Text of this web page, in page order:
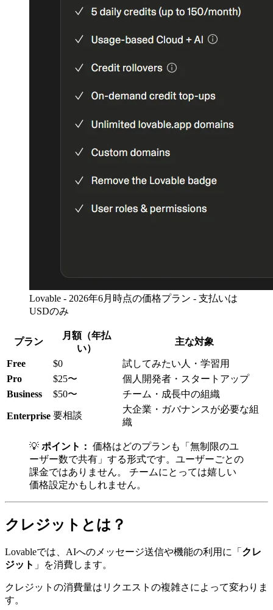
Lovable - 2026年6月時点の価格プラン - 支払いは
USDのみ
プラン
月額（年払
い）
主な対象
Free $0
試してみたい人・学習用
Pro
$25〜
個人開発者・スタートアップ
Business
$50〜 チーム・成長中の組織
Enterprise 要相談
大企業・ガバナンスが必要な組
織
💡 ポイント： 価格はどのプランも「無制限のユ
ーザー数で共有」する形式です。ユーザーごとの
課金ではありません。 チームにとっては嬉しい
価格設定かもしれません。
クレジットとは？
Lovableでは、AIへのメッセージ送信や機能の利用に「 クレ
ジット 」を消費します。
クレジットの消費量はリクエストの複雑さによって変わりま
す。